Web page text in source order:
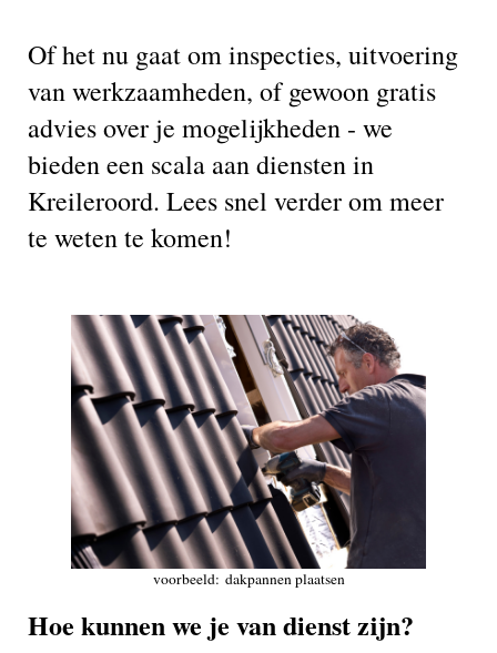
Of het nu gaat om inspecties, uitvoering
van werkzaamheden, of gewoon gratis
advies over je mogelijkheden - we
bieden een scala aan diensten in
Kreileroord. Lees snel verder om meer
te weten te komen!
voorbeeld: dakpannen plaatsen
Hoe kunnen we je van dienst zijn?